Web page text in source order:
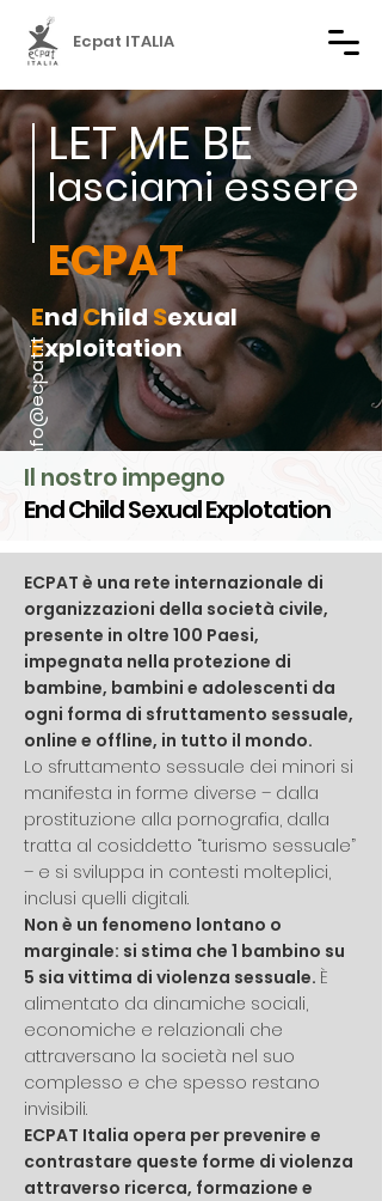
Ecpat ITALIA
LET ME BE
lasciami essere
ECPAT
EndChildSexual
Exploitation
info@ecpat.it
End Child Sexual Explotation
Il nostro impegno
ECPAT è una rete internazionale di
organizzazioni della società civile,
presente in oltre 100 Paesi,
impegnata nella protezione di
bambine, bambini e adolescenti da
ogni forma di sfruttamento sessuale,
online e offline, in tutto il mondo.
Lo sfruttamento sessuale dei minori si
manifesta in forme diverse – dalla
prostituzione alla pornografia, dalla
tratta al cosiddetto “turismo sessuale”
– e si sviluppa in contesti molteplici,
inclusi quelli digitali.
Non è un fenomeno lontano o
marginale: si stima che 1 bambino su
5 sia vittima di violenza sessuale. È
alimentato da dinamiche sociali,
economiche e relazionali che
attraversano la società nel suo
complesso e che spesso restano
invisibili.
ECPAT Italia opera per prevenire e
contrastare queste forme di violenza
attraverso ricerca, formazione e